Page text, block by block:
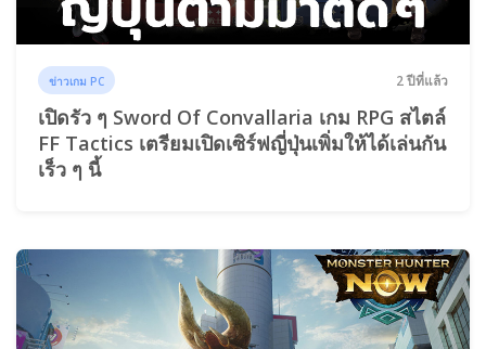
ข่าวเกม PC 2 ปีที่แล้ว
เปิดรัว ๆ Sword Of Convallaria เกม RPG สไตล์
FF Tactics เตรียมเปิดเซิร์ฟญี่ปุ่นเพิ่มให้ได้เล่นกัน
เร็ว ๆ นี้